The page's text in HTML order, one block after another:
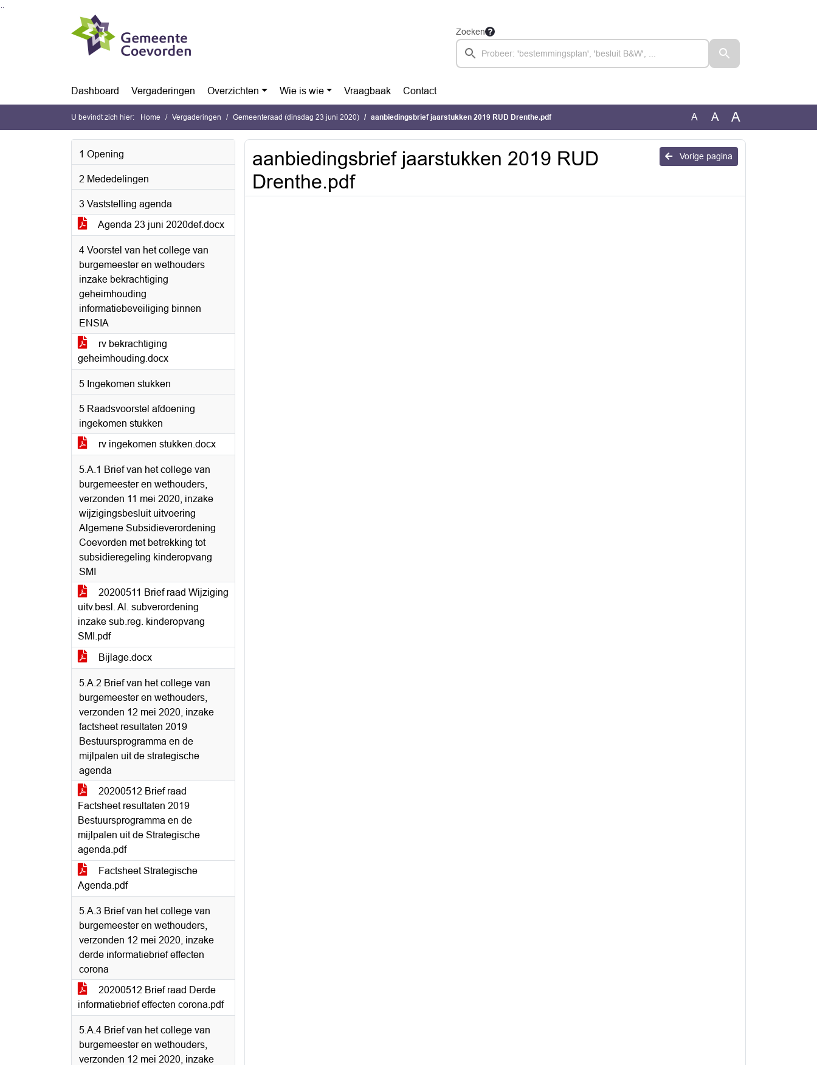
Ga naar de inhoud van deze pagina
Ga naar het zoeken
Ga naar het menu
Zoeken
Dashboard Vergaderingen Overzichten Wie is wie Vraagbaak Contact
U bevindt zich hier: Home Vergaderingen Gemeenteraad (dinsdag 23 juni 2020) aanbiedingsbrief jaarstukken 2019 RUD Drenthe.pdf A A A
1 Opening
2 Mededelingen
3 Vaststelling agenda
Agenda 23 juni 2020def.docx
4 Voorstel van het college van
burgemeester en wethouders
inzake bekrachtiging
geheimhouding
informatiebeveiliging binnen
ENSIA
rv bekrachtiging
geheimhouding.docx
5 Ingekomen stukken
5 Raadsvoorstel afdoening
ingekomen stukken
rv ingekomen stukken.docx
5.A.1 Brief van het college van
burgemeester en wethouders,
verzonden 11 mei 2020, inzake
wijzigingsbesluit uitvoering
Algemene Subsidieverordening
Coevorden met betrekking tot
subsidieregeling kinderopvang
SMI
20200511 Brief raad Wijziging
uitv.besl. Al. subverordening
inzake sub.reg. kinderopvang
SMI.pdf
Bijlage.docx
5.A.2 Brief van het college van
burgemeester en wethouders,
verzonden 12 mei 2020, inzake
factsheet resultaten 2019
Bestuursprogramma en de
mijlpalen uit de strategische
agenda
20200512 Brief raad
Factsheet resultaten 2019
Bestuursprogramma en de
mijlpalen uit de Strategische
agenda.pdf
Factsheet Strategische
Agenda.pdf
5.A.3 Brief van het college van
burgemeester en wethouders,
verzonden 12 mei 2020, inzake
derde informatiebrief effecten
corona
20200512 Brief raad Derde
informatiebrief effecten corona.pdf
5.A.4 Brief van het college van
burgemeester en wethouders,
verzonden 12 mei 2020, inzake
Vorige pagina
aanbiedingsbrief jaarstukken 2019 RUD
Drenthe.pdf